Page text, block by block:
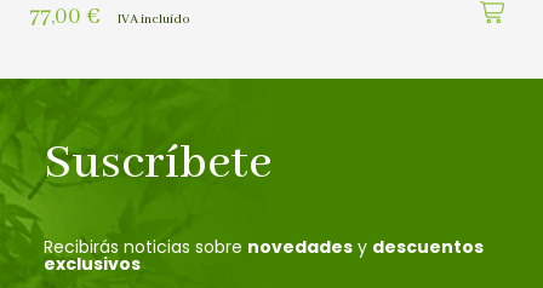
77,00 € IVA incluído
Suscríbete
Recibirás noticias sobre novedades y descuentos
exclusivos